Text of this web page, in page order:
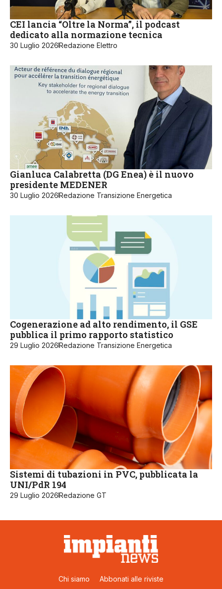
CEI lancia “Oltre la Norma”, il podcast
dedicato alla normazione tecnica
30 Luglio 2026Redazione Elettro
Gianluca Calabretta (DG Enea) è il nuovo
presidente MEDENER
30 Luglio 2026Redazione Transizione Energetica
Cogenerazione ad alto rendimento, il GSE
pubblica il primo rapporto statistico
29 Luglio 2026Redazione Transizione Energetica
Sistemi di tubazioni in PVC, pubblicata la
UNI/PdR 194
29 Luglio 2026Redazione GT
Chi siamo Abbonati alle riviste